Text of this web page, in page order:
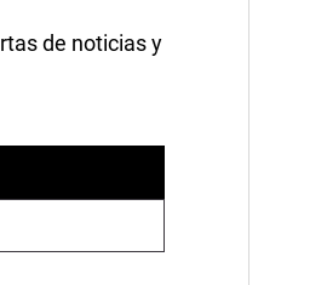
de noticias y